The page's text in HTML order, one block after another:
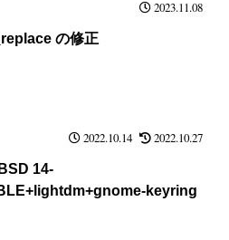
2023.11.08
の修正
2022.10.14 2022.10.27
14-
keyring